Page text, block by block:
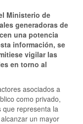
Ministerio de
generadoras de
una potencia
información, se
vigilar las
en torno al
asociados a
como privado,
que representa la
un mayor